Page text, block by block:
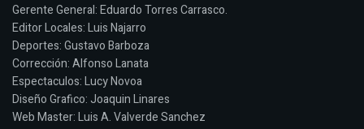
Gerente General: Eduardo Torres Carrasco.
Editor Locales: Luis Najarro
Deportes: Gustavo Barboza
Corrección: Alfonso Lanata
Espectaculos: Lucy Novoa
Diseño Grafico: Joaquin Linares
Web Master: Luis A. Valverde Sanchez